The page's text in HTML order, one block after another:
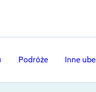
Podróże Inne